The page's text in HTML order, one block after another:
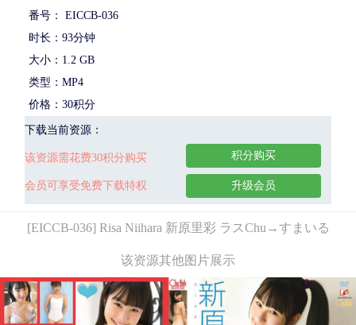
番号： EICCB-036
时长：93分钟
大小：1.2 GB
类型：MP4
价格：30积分
下载当前资源：
该资源需花费30积分购买
会员可享受免费下载特权
积分购买
升级会员
[EICCB-036] Risa Niihara 新原里彩 ラスChu→すまいる
该资源其他图片展示